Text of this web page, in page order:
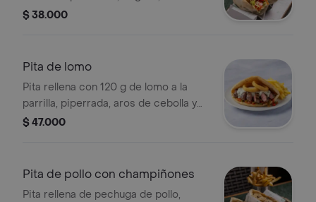
papas a la francesa.
$ 38.000
Pita de lomo
Pita rellena con 120 g de lomo a la
parrilla, piperrada, aros de cebolla y
salsa de queso azul. Acompañada de
$ 47.000
Pita de pollo con champiñones
Pita rellena de pechuga de pollo,